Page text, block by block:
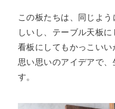
この板たちは、同じよ
しいし、テーブル天板
看板にしてもかっこいい
思い思いのアイデアで
す。